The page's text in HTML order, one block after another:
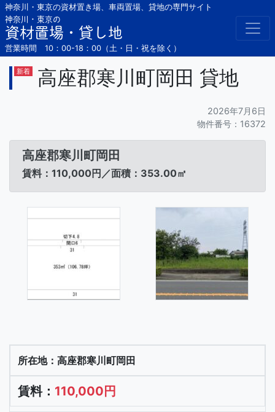
Skip
to
content
神奈川・東京の資材置き場、車両置場、貸地の専門サイト
神奈川・東京の
資材置場・貸し地
営業時間 10：00-18：00（土・日・祝を除く）
新着 高座郡寒川町岡田 貸地
2026年7月6日
物件番号：16372
高座郡寒川町岡田
賃料：110,000円／面積：353.00㎡
高座郡寒川町岡田
110,000円